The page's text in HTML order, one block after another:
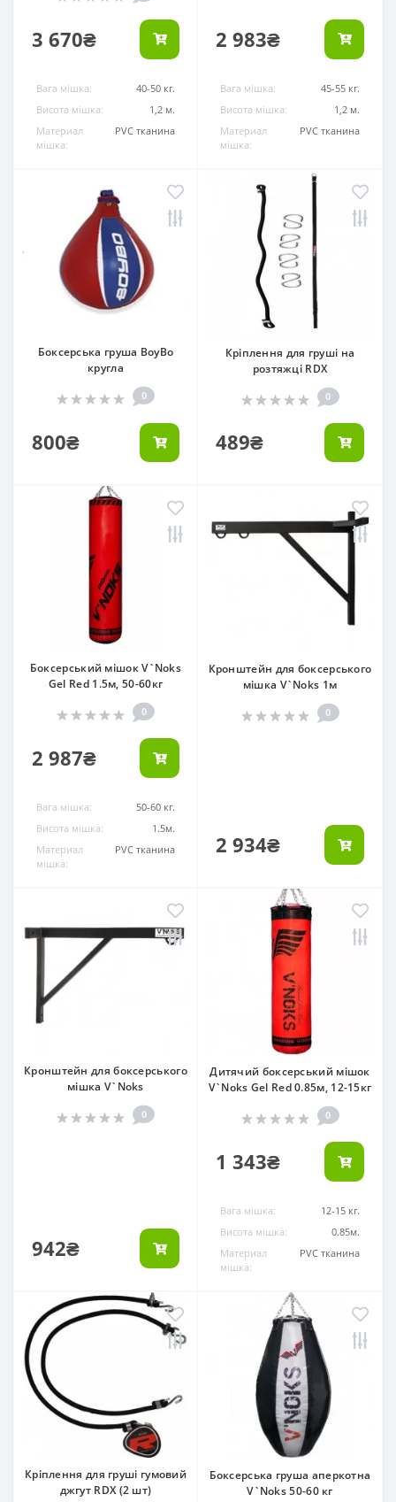
3 670₴
Вага мішка:
40-50 кг.
Висота мішка:
1,2 м.
Материал
мішка:
PVC тканина
2 983₴
Вага мішка:
45-55 кг.
Висота мішка:
1,2 м.
Материал
мішка:
PVC тканина
Боксерська груша BoyBo
кругла
0
800₴
Кріплення для груші на
розтяжці RDX
0
489₴
Боксерський мішок V`Noks
Gel Red 1.5м, 50-60кг
0
2 987₴
Вага мішка:
50-60 кг.
Висота мішка:
1.5м.
Материал
мішка:
PVC тканина
Кронштейн для боксерського
мішка V`Noks 1м
0
2 934₴
Кронштейн для боксерського
мішка V`Noks
0
942₴
Дитячий боксерський мішок
V`Noks Gel Red 0.85м, 12-15кг
0
1 343₴
Вага мішка:
12-15 кг.
Висота мішка:
0.85м.
Материал
мішка:
PVC тканина
Кріплення для груші гумовий
джгут RDX (2 шт)
Боксерська груша аперкотна
V`Noks 50-60 кг